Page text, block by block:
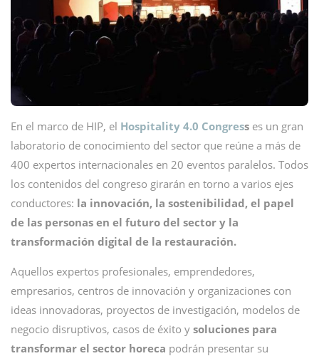
En el marco de HIP, el Hospitality 4.0 Congress es un gran
laboratorio de conocimiento del sector que reúne a más de
400 expertos internacionales en 20 eventos paralelos. Todos
los contenidos del congreso girarán en torno a varios ejes
conductores: la innovación, la sostenibilidad, el papel
de las personas en el futuro del sector y la
transformación digital de la restauración.
Aquellos expertos profesionales, emprendedores,
empresarios, centros de innovación y organizaciones con
ideas innovadoras, proyectos de investigación, modelos de
negocio disruptivos, casos de éxito y soluciones para
transformar el sector horeca podrán presentar su